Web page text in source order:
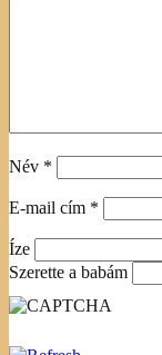
Név *
E-mail cím *
Íze
Szerette a babám